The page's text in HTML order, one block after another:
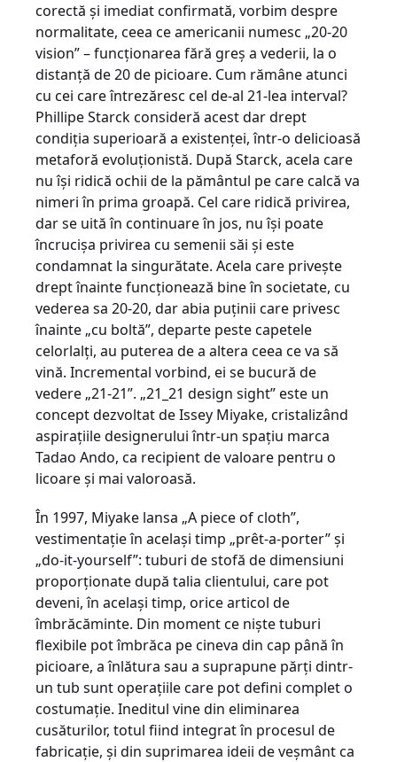
corectă şi imediat confirmată, vorbim despre
normalitate, ceea ce americanii numesc „20-20
vision” – funcţionarea fără greş a vederii, la o
distanţă de 20 de picioare. Cum rămâne atunci
cu cei care întrezăresc cel de-al 21-lea interval?
Phillipe Starck consideră acest dar drept
condiţia superioară a existenţei, într-o delicioasă
metaforă evoluţionistă. După Starck, acela care
nu îşi ridică ochii de la pământul pe care calcă va
nimeri în prima groapă. Cel care ridică privirea,
dar se uită în continuare în jos, nu îşi poate
încrucişa privirea cu semenii săi şi este
condamnat la singurătate. Acela care priveşte
drept înainte funcţionează bine în societate, cu
vederea sa 20-20, dar abia puţinii care privesc
înainte „cu boltă”, departe peste capetele
celorlalţi, au puterea de a altera ceea ce va să
vină. Incremental vorbind, ei se bucură de
vedere „21-21”. „21_21 design sight” este un
concept dezvoltat de Issey Miyake, cristalizând
aspiraţiile designerului într-un spaţiu marca
Tadao Ando, ca recipient de valoare pentru o
licoare şi mai valoroasă.
În 1997, Miyake lansa „A piece of cloth”,
vestimentaţie în acelaşi timp „prêt-a-porter” şi
„do-it-yourself”: tuburi de stofă de dimensiuni
proporţionate după talia clientului, care pot
deveni, în acelaşi timp, orice articol de
îmbrăcăminte. Din moment ce nişte tuburi
flexibile pot îmbrăca pe cineva din cap până în
picioare, a înlătura sau a suprapune părţi dintr-
un tub sunt operaţiile care pot defini complet o
costumaţie. Ineditul vine din eliminarea
cusăturilor, totul fiind integrat în procesul de
fabricaţie, şi din suprimarea ideii de veşmânt ca